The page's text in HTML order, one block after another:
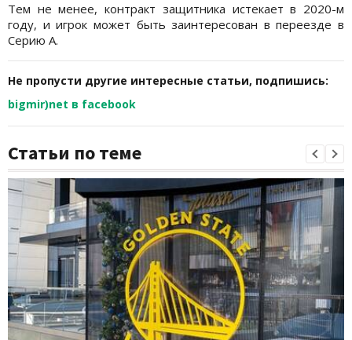
Тем не менее, контракт защитника истекает в 2020-м
году, и игрок может быть заинтересован в переезде в
Серию А.
Не пропусти другие интересные статьи, подпишись:
bigmir)net в facebook
Статьи по теме